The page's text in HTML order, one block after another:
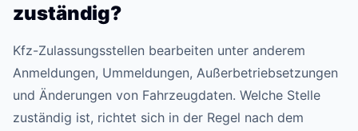
zuständig?
Kfz-Zulassungsstellen bearbeiten unter anderem
Anmeldungen, Ummeldungen, Außerbetriebsetzungen
und Änderungen von Fahrzeugdaten. Welche Stelle
zuständig ist, richtet sich in der Regel nach dem